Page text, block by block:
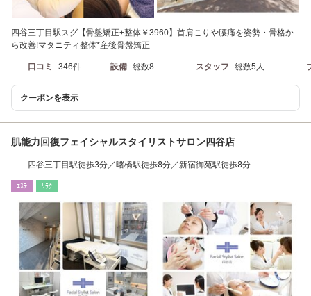
四谷三丁目駅スグ【骨盤矯正+整体￥3960】首肩こりや腰痛を姿勢・骨格か
ら改善!マタニティ整体*産後骨盤矯正
口コミ 346件 設備 総数8 スタッフ 総数5人
クーポンを表示
肌能力回復フェイシャルスタイリストサロン四谷店
四谷三丁目駅徒歩3分／曙橋駅徒歩8分／新宿御苑駅徒歩8分
ｴｽﾃ ﾘﾗｸ